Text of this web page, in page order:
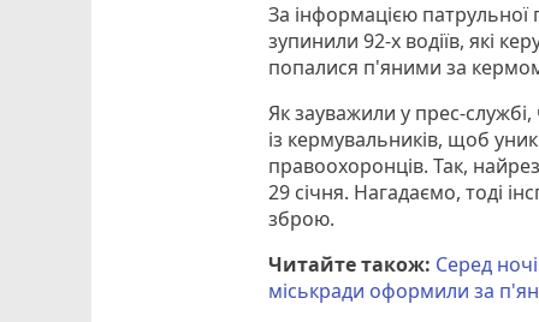
За інформацією патрульної
зупинили 92-х водіїв, які
попалися п'яними за
Як зауважили у прес-службі,
із кермувальників, щоб
правоохоронців. Так,
29 січня. Нагадаємо, тоді
зброю.
Читайте також: Серед
міськради оформили за